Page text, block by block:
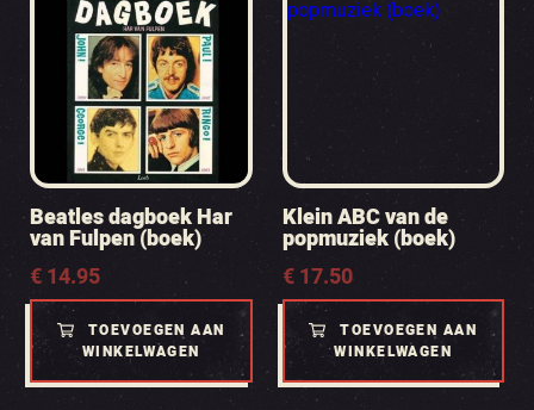
Beatles dagboek Har
van Fulpen (boek)
€14.95
TOEVOEGEN AAN
WINKELWAGEN
Klein ABC van de
popmuziek (boek)
€17.50
TOEVOEGEN AAN
WINKELWAGEN